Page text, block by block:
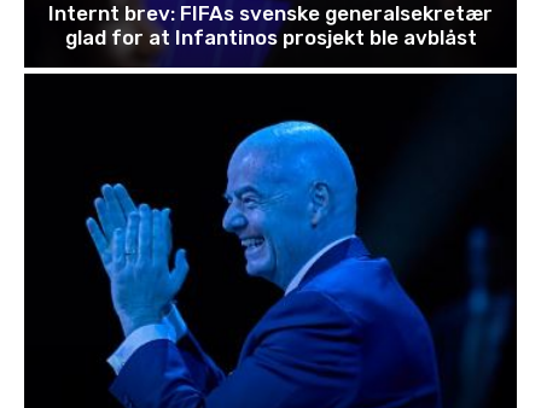
Internt brev: FIFAs svenske generalsekretær
glad for at Infantinos prosjekt ble avblåst